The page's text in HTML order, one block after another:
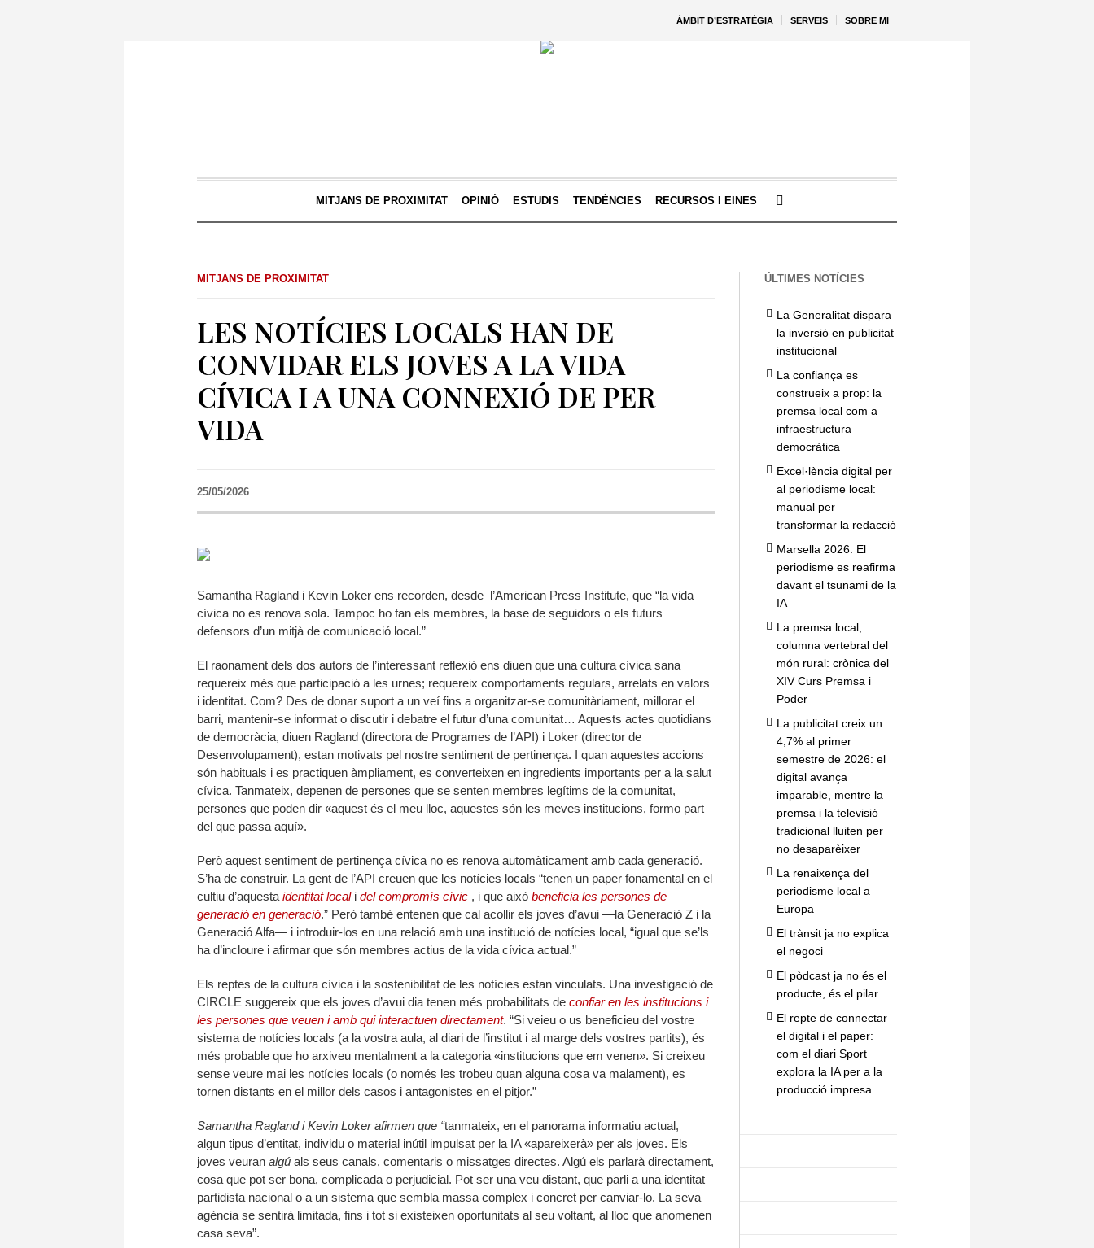
ÀMBIT D’ESTRATÈGIA SERVEIS SOBRE MI
MITJANS DE PROXIMITAT OPINIÓ ESTUDIS TENDÈNCIES RECURSOS I EINES
MITJANS DE PROXIMITAT
LES NOTÍCIES LOCALS HAN DE
CONVIDAR ELS JOVES A LA VIDA
CÍVICA I A UNA CONNEXIÓ DE PER
VIDA
25/05/2026
Samantha Ragland i Kevin Loker ens recorden, desde l’American Press Institute, que “la vida
cívica no es renova sola. Tampoc ho fan els membres, la base de seguidors o els futurs
defensors d’un mitjà de comunicació local.”
El raonament dels dos autors de l’interessant reflexió ens diuen que una cultura cívica sana
requereix més que participació a les urnes; requereix comportaments regulars, arrelats en valors
i identitat. Com? Des de donar suport a un veí fins a organitzar-se comunitàriament, millorar el
barri, mantenir-se informat o discutir i debatre el futur d’una comunitat… Aquests actes quotidians
de democràcia, diuen Ragland (directora de Programes de l’API) i Loker (director de
Desenvolupament), estan motivats pel nostre sentiment de pertinença. I quan aquestes accions
són habituals i es practiquen àmpliament, es converteixen en ingredients importants per a la salut
cívica. Tanmateix, depenen de persones que se senten membres legítims de la comunitat,
persones que poden dir «aquest és el meu lloc, aquestes són les meves institucions, formo part
del que passa aquí».
Però aquest sentiment de pertinença cívica no es renova automàticament amb cada generació.
S’ha de construir. La gent de l’API creuen que les notícies locals “tenen un paper fonamental en el
cultiu d’aquesta identitat locali del compromís cívic , i que això beneficia les persones de
generació en generació.” Però també entenen que cal acollir els joves d’avui —la Generació Z i la
Generació Alfa— i introduir-los en una relació amb una institució de notícies local, “igual que se’ls
ha d’incloure i afirmar que són membres actius de la vida cívica actual.”
Els reptes de la cultura cívica i la sostenibilitat de les notícies estan vinculats. Una investigació de
CIRCLE suggereix que els joves d’avui dia tenen més probabilitats de confiar en les institucions i
les persones que veuen i amb qui interactuen directament. “Si veieu o us beneficieu del vostre
sistema de notícies locals (a la vostra aula, al diari de l’institut i al marge dels vostres partits), és
més probable que ho arxiveu mentalment a la categoria «institucions que em venen». Si creixeu
sense veure mai les notícies locals (o només les trobeu quan alguna cosa va malament), es
tornen distants en el millor dels casos i antagonistes en el pitjor.”
Samantha Ragland i Kevin Loker afirmen que “tanmateix, en el panorama informatiu actual,
algun tipus d’entitat, individu o material inútil impulsat per la IA «apareixerà» per als joves. Els
joves veuran algú als seus canals, comentaris o missatges directes. Algú els parlarà directament,
cosa que pot ser bona, complicada o perjudicial. Pot ser una veu distant, que parli a una identitat
partidista nacional o a un sistema que sembla massa complex i concret per canviar-lo. La seva
agència se sentirà limitada, fins i tot si existeixen oportunitats al seu voltant, al lloc que anomenen
casa seva”.
ÚLTIMES NOTÍCIES
La Generalitat dispara
la inversió en publicitat
institucional
La confiança es
construeix a prop: la
premsa local com a
infraestructura
democràtica
Excel·lència digital per
al periodisme local:
manual per
transformar la redacció
Marsella 2026: El
periodisme es reafirma
davant el tsunami de la
IA
La premsa local,
columna vertebral del
món rural: crònica del
XIV Curs Premsa i
Poder
La publicitat creix un
4,7% al primer
semestre de 2026: el
digital avança
imparable, mentre la
premsa i la televisió
tradicional lluiten per
no desaparèixer
La renaixença del
periodisme local a
Europa
El trànsit ja no explica
el negoci
El pòdcast ja no és el
producte, és el pilar
El repte de connectar
el digital i el paper:
com el diari Sport
explora la IA per a la
producció impresa